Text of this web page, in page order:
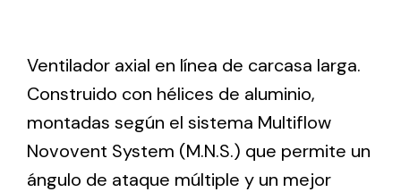
Ventilation
The incorporation of Novovent into the group
meant a greater offer of ventilation products for
different uses
Ventilador axial en línea de carcasa larga.
Construido con hélices de aluminio,
montadas según el sistema Multiflow
Novovent System (M.N.S.) que permite un
ángulo de ataque múltiple y un mejor